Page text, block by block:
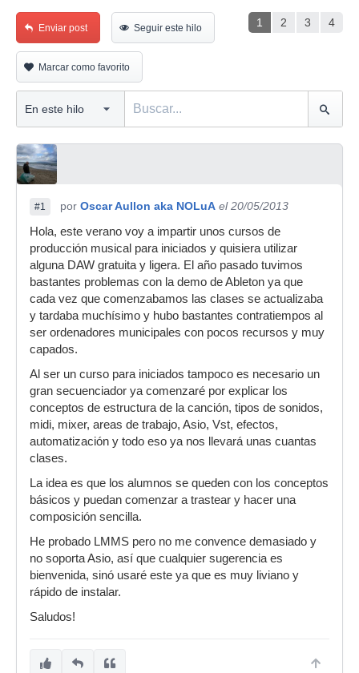
1 2 3 4
Enviar post Seguir este hilo
Marcar como favorito
#1 por Oscar Aullon aka NOLuA el 20/05/2013
Hola, este verano voy a impartir unos cursos de
producción musical para iniciados y quisiera utilizar
alguna DAW gratuita y ligera. El año pasado tuvimos
bastantes problemas con la demo de Ableton ya que
cada vez que comenzabamos las clases se actualizaba
y tardaba muchísimo y hubo bastantes contratiempos al
ser ordenadores municipales con pocos recursos y muy
capados.
Al ser un curso para iniciados tampoco es necesario un
gran secuenciador ya comenzaré por explicar los
conceptos de estructura de la canción, tipos de sonidos,
midi, mixer, areas de trabajo, Asio, Vst, efectos,
automatización y todo eso ya nos llevará unas cuantas
clases.
La idea es que los alumnos se queden con los conceptos
básicos y puedan comenzar a trastear y hacer una
composición sencilla.
He probado LMMS pero no me convence demasiado y
no soporta Asio, así que cualquier sugerencia es
bienvenida, sinó usaré este ya que es muy liviano y
rápido de instalar.
Saludos!